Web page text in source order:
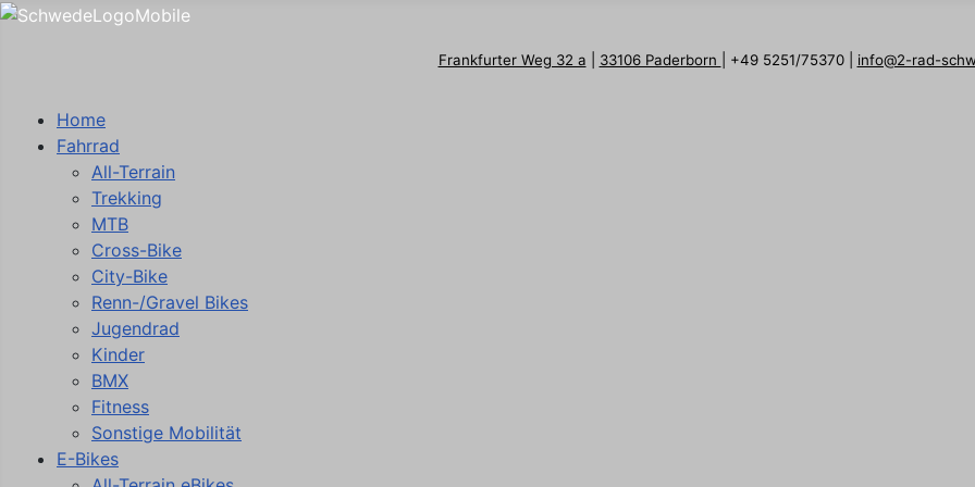
Frankfurter Weg 32 a 33106 Paderborn | +49 5251/75370 | info@2-rad-
Home
Fahrrad
All-Terrain
Trekking
MTB
Cross-Bike
City-Bike
Renn-/Gravel Bikes
Jugendrad
Kinder
BMX
Fitness
Sonstige Mobilität
E-Bikes